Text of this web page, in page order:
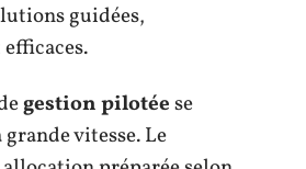
guidées,
gestion pilotéese
vitesse. Le